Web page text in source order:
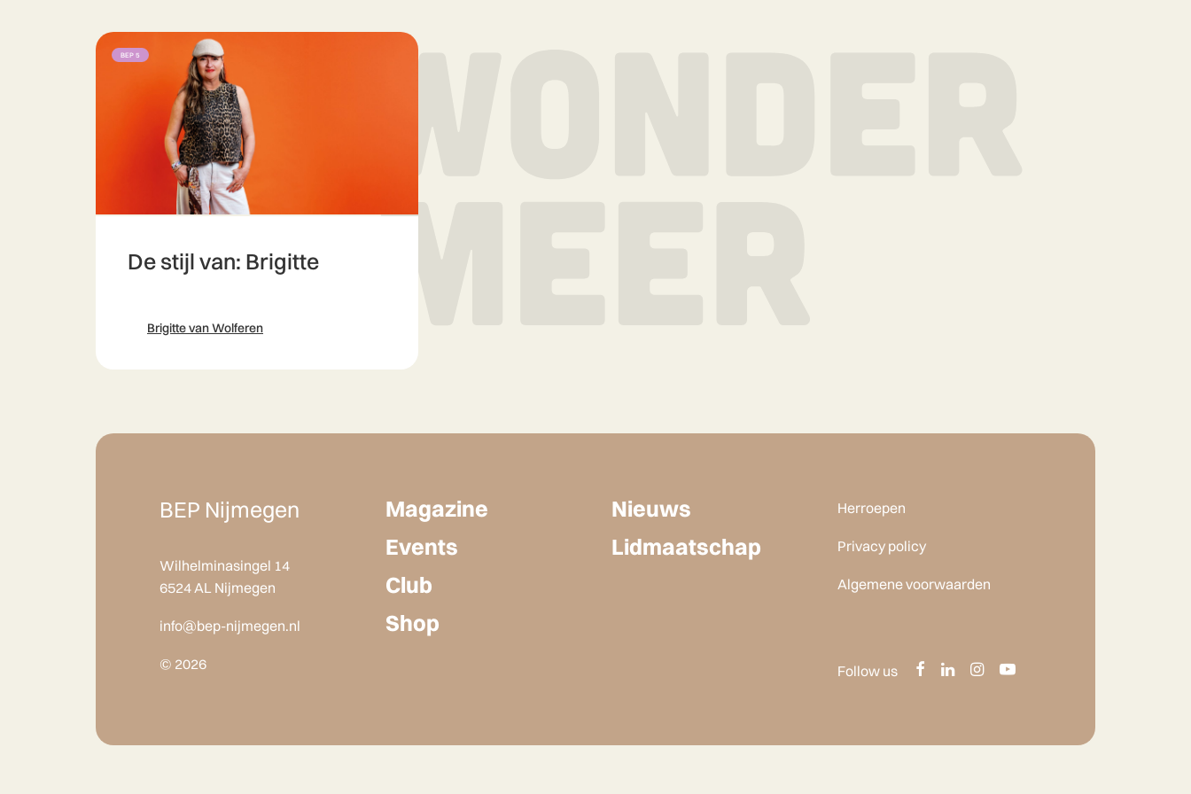
BEP 5
De stijl van: Brigitte
Brigitte van Wolferen
BEP Nijmegen
Wilhelminasingel 14
6524 AL Nijmegen
info@bep-nijmegen.nl
© 2026
Magazine
Events
Club
Shop
Nieuws
Lidmaatschap
Herroepen
Privacy policy
Algemene voorwaarden